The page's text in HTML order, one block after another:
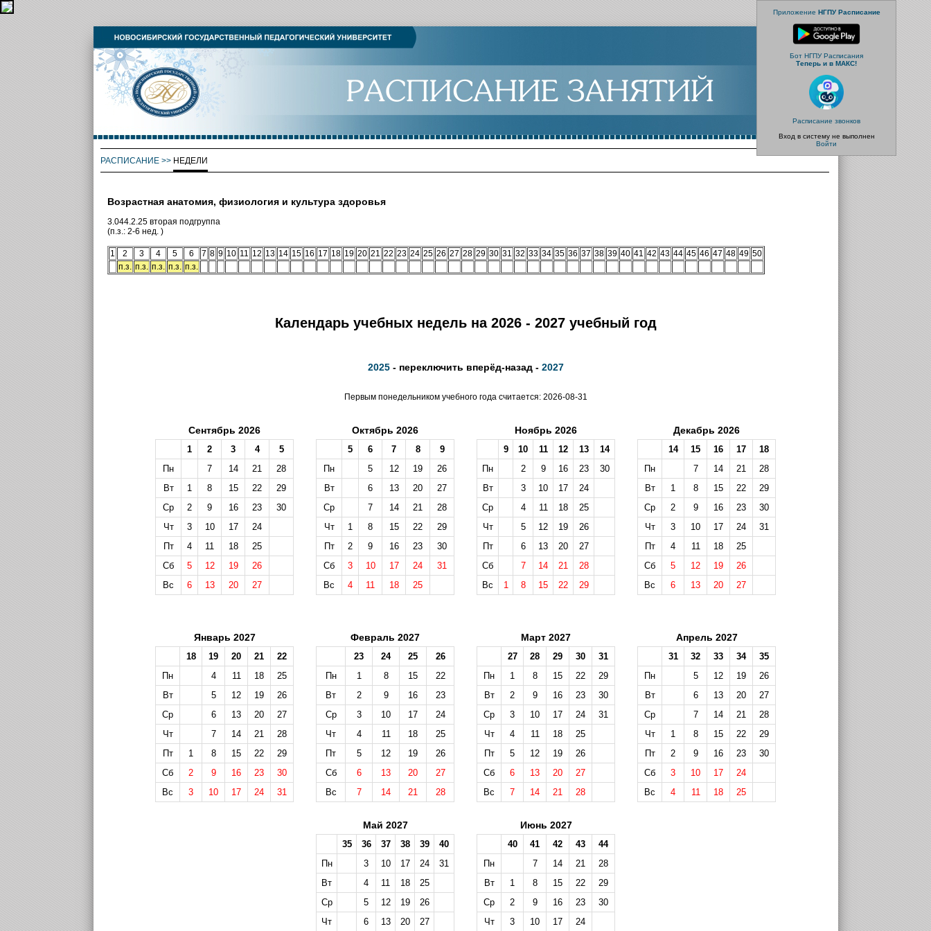
Приложение НГПУ Расписание
Бот НГПУ Расписания
Теперь и в МАКС!
Расписание звонков
Вход в систему не выполнен
Войти
РАСПИСАНИЕ>> НЕДЕЛИ
Возрастная анатомия, физиология и культура здоровья
3.044.2.25 вторая подгруппа
(п.з.: 2-6 нед. )
1 2 3 4 5 6 7 8 9 10 11 12 13 14 15 16 17 18 19 20 21 22 23 24 25 26 27 28 29 30 31 32 33 34 35 36 37 38 39 40 41 42 43 44 45 46 47 48 49 50
п.з. п.з. п.з. п.з. п.з.
Календарь учебных недель на 2026 - 2027 учебный год
2025- переключить вперёд-назад - 2027
Первым понедельником учебного года считается: 2026-08-31
Сентябрь 2026
1 2 3 4
5
Пн
7 14 21
28
Вт
1 8 15 22
29
Ср
2 9 16 23
30
Чт
3 10 17
24
Пт
4 11 18
25
Сб
5 12 19
26
Вс
6 13 20 27
Октябрь 2026
5 6 7 8
9
Пн
5 12 19
26
Вт
6 13 20
27
Ср
7 14 21
28
Чт
1 8 15 22
29
Пт
2 9 16 23
30
Сб
3 10 17 24
31
Вс
4 11 18 25
Ноябрь 2026
9 10 11 12 13
14
Пн
2 9 16 23
30
Вт
3 10 17
24
Ср
4 11 18
25
Чт
5 12 19
26
Пт
6 13 20
27
Сб
7 14 21
28
Вс
1 8 15 22 29
Декабрь 2026
14 15 16 17
18
Пн
7 14 21
28
Вт
1 8 15 22
29
Ср
2 9 16 23
30
Чт
3 10 17 24
31
Пт
4 11 18
25
Сб
5 12 19
26
Вс
6 13 20 27
Январь 2027
18 19 20 21
22
Пн
4 11 18
25
Вт
5 12 19
26
Ср
6 13 20
27
Чт
7 14 21
28
Пт
1 8 15 22
29
Сб
2 9 16 23
30
Вс
3 10 17 24 31
Февраль 2027
23 24 25
26
Пн
1 8 15
22
Вт
2 9 16
23
Ср
3 10 17
24
Чт
4 11 18
25
Пт
5 12 19
26
Сб
6 13 20
27
Вс
7 14 21 28
Март 2027
27 28 29 30
31
Пн
1 8 15 22
29
Вт
2 9 16 23
30
Ср
3 10 17 24
31
Чт
4 11 18
25
Пт
5 12 19
26
Сб
6 13 20
27
Вс
7 14 21 28
Апрель 2027
31 32 33 34
35
Пн
5 12 19
26
Вт
6 13 20
27
Ср
7 14 21
28
Чт
1 8 15 22
29
Пт
2 9 16 23
30
Сб
3 10 17
24
Вс
4 11 18 25
Май 2027
35 36 37 38 39
40
Пн
3 10 17 24
31
Вт
4 11 18
25
Ср
5 12 19
26
Чт
6 13 20 27
Июнь 2027
40 41 42 43
44
Пн
7 14 21
28
Вт
1 8 15 22
29
Ср
2 9 16 23
30
Чт
3 10 17 24